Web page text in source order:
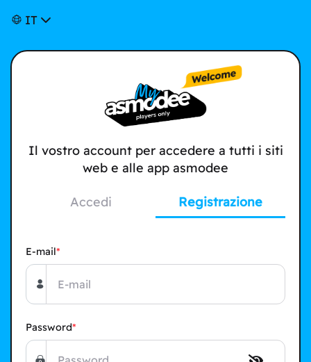
IT
Il vostro account per accedere a tutti i siti
web e alle app asmodee
Accedi Registrazione
E-mail
Password